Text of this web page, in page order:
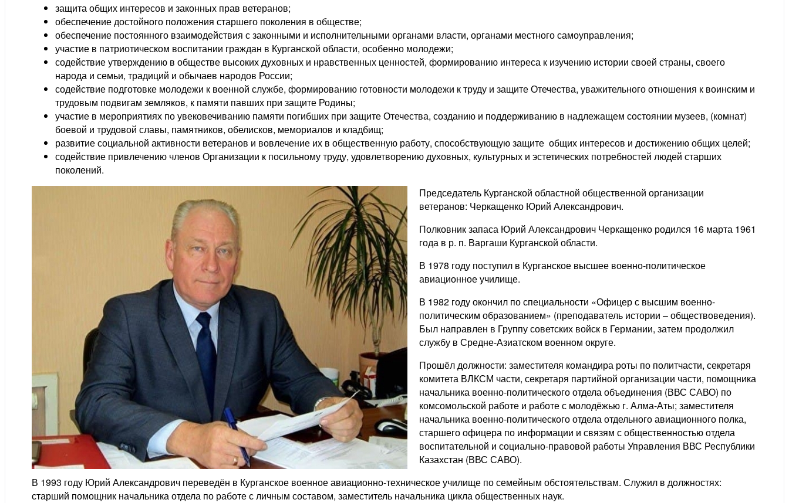
защита общих интересов и законных прав ветеранов;
обеспечение достойного положения старшего поколения в обществе;
обеспечение постоянного взаимодействия с законными и исполнительными органами власти, органами местного самоуправления;
участие в патриотическом воспитании граждан в Курганской области, особенно молодежи;
содействие утверждению в обществе высоких духовных и нравственных ценностей, формированию интереса к изучению истории своей страны, своего
народа и семьи, традиций и обычаев народов России;
содействие подготовке молодежи к военной службе, формированию готовности молодежи к труду и защите Отечества, уважительного отношения к воинским и
трудовым подвигам земляков, к памяти павших при защите Родины;
участие в мероприятиях по увековечиванию памяти погибших при защите Отечества, созданию и поддерживанию в надлежащем состоянии музеев, (комнат)
боевой и трудовой славы, памятников, обелисков, мемориалов и кладбищ;
развитие социальной активности ветеранов и вовлечение их в общественную работу, способствующую защите общих интересов и достижению общих целей;
содействие привлечению членов Организации к посильному труду, удовлетворению духовных, культурных и эстетических потребностей людей старших
поколений.
Председатель Курганской областной общественной организации
ветеранов: Черкащенко Юрий Александрович.
Полковник запаса Юрий Александрович Черкащенко родился 16 марта 1961
года в р. п. Варгаши Курганской области.
В 1978 году поступил в Курганское высшее военно-политическое
авиационное училище.
В 1982 году окончил по специальности «Офицер с высшим военно-
политическим образованием» (преподаватель истории – обществоведения).
Был направлен в Группу советских войск в Германии, затем продолжил
службу в Средне-Азиатском военном округе.
Прошёл должности: заместителя командира роты по политчасти, секретаря
комитета ВЛКСМ части, секретаря партийной организации части, помощника
начальника военно-политического отдела объединения (ВВС САВО) по
комсомольской работе и работе с молодёжью г. Алма-Аты; заместителя
начальника военно-политического отдела отдельного авиационного полка,
старшего офицера по информации и связям с общественностью отдела
воспитательной и социально-правовой работы Управления ВВС Республики
Казахстан (ВВС САВО).
В 1993 году Юрий Александрович переведён в Курганское военное авиационно-техническое училище по семейным обстоятельствам. Служил в должностях:
старший помощник начальника отдела по работе с личным составом, заместитель начальника цикла общественных наук.